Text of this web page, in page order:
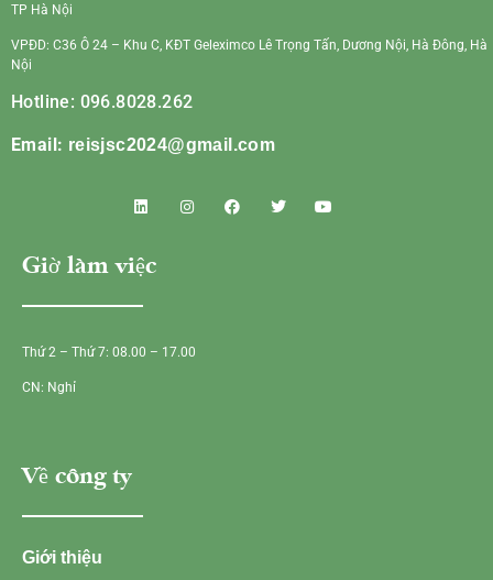
TP Hà Nội
VPĐD: C36 Ô 24 – Khu C, KĐT Geleximco Lê Trọng Tấn, Dương Nội, Hà Đông, Hà
Nội
Hotline: 096.8028.262
Email: reisjsc2024@gmail.com
Giờ làm việc
Thứ 2 – Thứ 7: 08.00 – 17.00
CN: Nghỉ
Về công ty
Giới thiệu